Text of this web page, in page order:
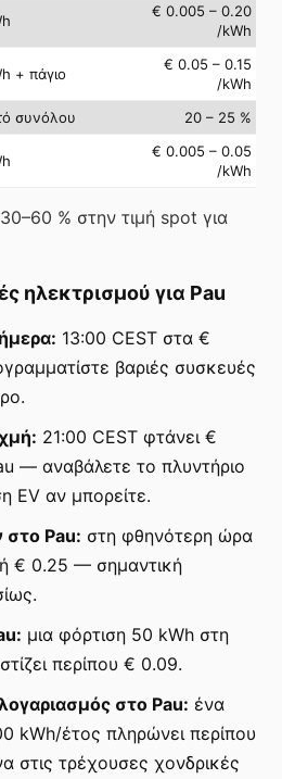
€ 0.005 – 0.20
/kWh
+ πάγιο
€ 0.05 – 0.15
/kWh
συνόλου
20 – 25 %
€ 0.005 – 0.05
/kWh
% στην τιμή spot για
ηλεκτρισμού για Pau
13:00 CEST στα €
βαριές συσκευές
21:00 CEST φτάνει €
— αναβάλετε το πλυντήριο
EV αν μπορείτε.
στο Pau: στη φθηνότερη ώρα
€ 0.25 — σημαντική
μια φόρτιση 50 kWh στη
περίπου € 0.09.
στο Pau: ένα
kWh/έτος πληρώνει περίπου
στις τρέχουσες χονδρικές